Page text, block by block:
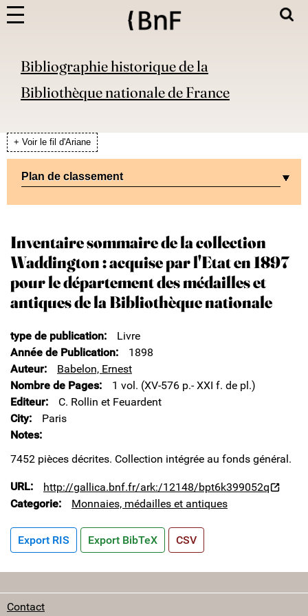
Bibliographie historique de la
Bibliothèque nationale de France
+ Voir le fil d'Ariane
Plan de classement
Inventaire sommaire de la collection
Waddington : acquise par l'Etat en 1897
pour le département des médailles et
antiques de la Bibliothèque nationale
type de publication
Livre
Année de Publication
1898
Auteur
Babelon, Ernest
Nombre de Pages
1 vol. (XV-576 p.- XXI f. de pl.)
Editeur
C. Rollin et Feuardent
City
Paris
Notes
7452 pièces décrites. Collection intégrée au fonds général.
URL
http://gallica.bnf.fr/ark:/12148/bpt6k399052q
Categorie
Monnaies, médailles et antiques
Export RIS Export BibTeX CSV
Contact